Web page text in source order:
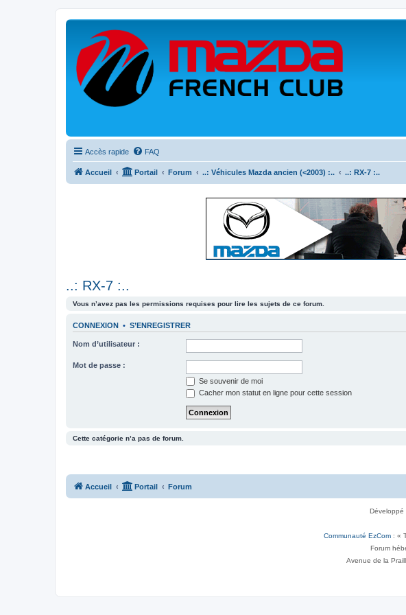
Accès rapide FAQ
Accueil Portail Forum ..: Véhicules Mazda ancien (<2003) :.. ..: RX-7 :..
..: RX-7 :..
Vous n’avez pas les permissions requises pour lire les sujets de ce forum.
CONNEXION • S’ENREGISTRER
Nom d’utilisateur :
Mot de passe :
Se souvenir de moi
Cacher mon statut en ligne pour cette session
Cette catégorie n’a pas de forum.
Accueil Portail Forum
Développé
Communauté EzCom : «
Forum
Avenue de la